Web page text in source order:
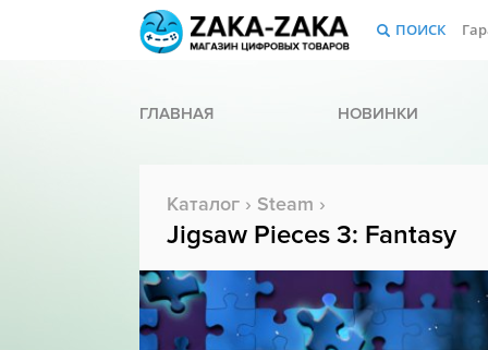
ПОИСК
ГЛАВНАЯ НОВИНКИ
Каталог › Steam ›
Jigsaw Pieces 3: Fantasy